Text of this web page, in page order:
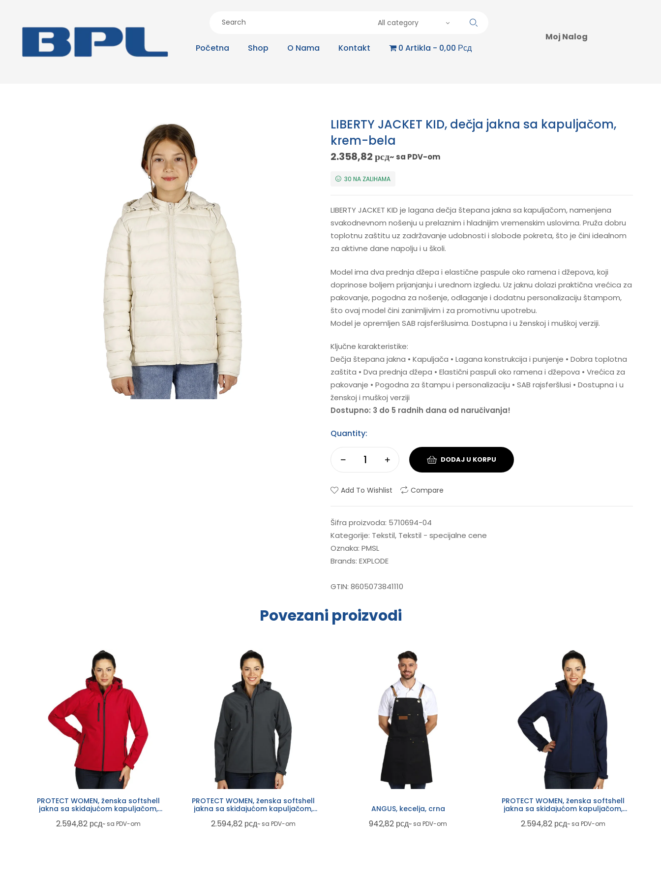
All category
Početna Shop O Nama Kontakt 0 Artikla 0,00 Рсд
Moj Nalog
LIBERTY JACKET KID, dečja jakna sa kapuljačom,
krem-bela
2.358,82рсд~ sa PDV-om
30 NA ZALIHAMA
LIBERTY JACKET KID je lagana dečja štepana jakna sa kapuljačom, namenjena
svakodnevnom nošenju u prelaznim i hladnijim vremenskim uslovima. Pruža dobru
toplotnu zaštitu uz zadržavanje udobnosti i slobode pokreta, što je čini idealnom
za aktivne dane napolju i u školi.
Model ima dva prednja džepa i elastične paspule oko ramena i džepova, koji
doprinose boljem prijanjanju i urednom izgledu. Uz jaknu dolazi praktična vrećica za
pakovanje, pogodna za nošenje, odlaganje i dodatnu personalizaciju štampom,
što ovaj model čini zanimljivim i za promotivnu upotrebu.
Model je opremljen SAB rajsferšlusima. Dostupna i u ženskoj i muškoj verziji.
Ključne karakteristike:
Dečja štepana jakna • Kapuljača • Lagana konstrukcija i punjenje • Dobra toplotna
zaštita • Dva prednja džepa • Elastični paspuli oko ramena i džepova • Vrećica za
pakovanje • Pogodna za štampu i personalizaciju • SAB rajsferšlusi • Dostupna i u
ženskoj i muškoj verziji
Dostupno: 3 do 5 radnih dana od naručivanja!
Quantity:
DODAJ U KORPU
Add To Wishlist Compare
Šifra proizvoda: 5710694-04
Kategorije: Tekstil, Tekstil - specijalne cene
Oznaka: PMSL
Brands: EXPLODE
GTIN: 8605073841110
Povezani proizvodi
PROTECT WOMEN, ženska softshell
jakna sa skidajućom kapuljačom,
2.594,82 рсд~ sa PDV-om
PROTECT WOMEN, ženska softshell
jakna sa skidajućom kapuljačom,
2.594,82 рсд~ sa PDV-om
ANGUS, kecelja, crna
942,82 рсд~ sa PDV-om
PROTECT WOMEN, ženska softshell
jakna sa skidajućom kapuljačom,
2.594,82 рсд~ sa PDV-om